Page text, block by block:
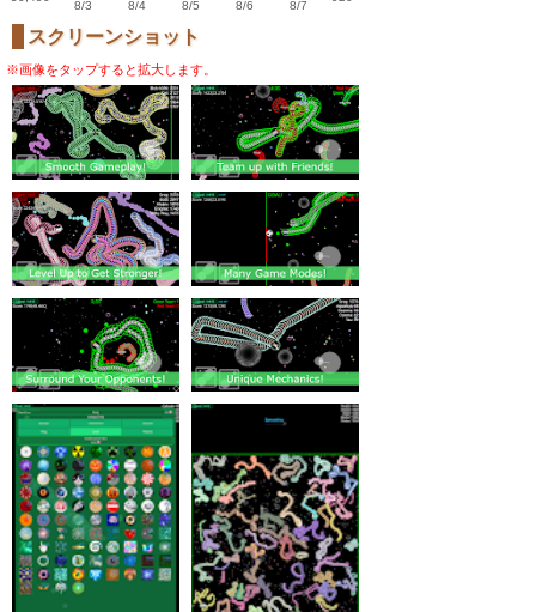
8/3 8/4 8/5 8/6 8/7
スクリーンショット
※画像をタップすると拡大します。